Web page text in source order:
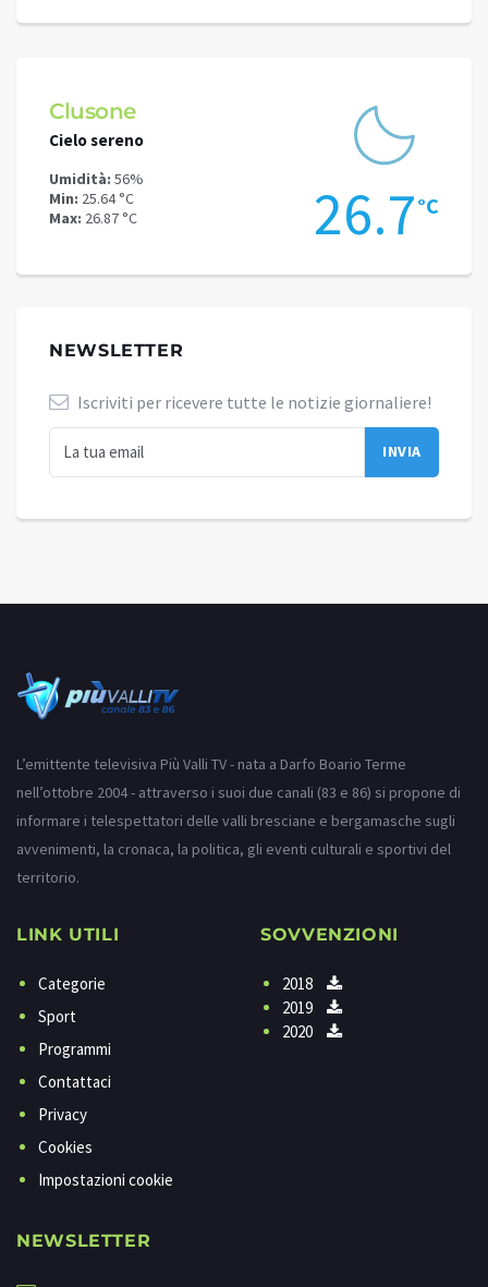
Clusone
Cielo sereno
Umidità: 56%
Min: 25.64 °C
Max: 26.87 °C 26.7°C
NEWSLETTER
Iscriviti per ricevere tutte le notizie giornaliere!
L’emittente televisiva Più Valli TV - nata a Darfo Boario Terme
nell’ottobre 2004 - attraverso i suoi due canali (83 e 86) si propone di
informare i telespettatori delle valli bresciane e bergamasche sugli
avvenimenti, la cronaca, la politica, gli eventi culturali e sportivi del
territorio.
LINK UTILI
Categorie
Sport
Programmi
Contattaci
Privacy
Cookies
Impostazioni cookie
SOVVENZIONI
2018
2019
2020
NEWSLETTER